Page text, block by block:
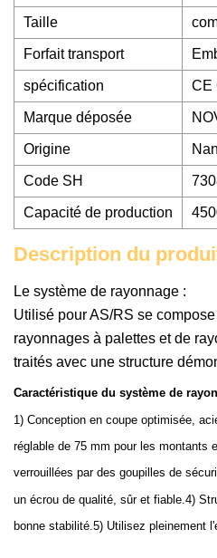
Taille
Forfait transport
spécification CE
Marque déposée
Origine
Code SH
Capacité de production
Description du
Le système de rayonnage :
Utilisé pour AS/RS se
rayonnages à palettes et de
traités avec une structure
Caractéristique du système de
1) Conception en coupe optimisée,
réglable de 75 mm pour les montants
verrouillées par des goupilles de
un écrou de qualité, sûr et fiable.4)
bonne stabilité.5) Utilisez pleinement